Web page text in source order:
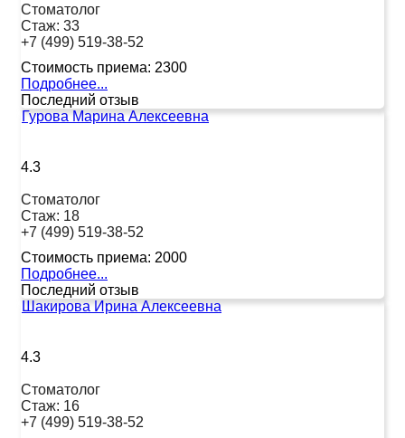
Стоматолог
Стаж: 33
+7 (499) 519-38-52
Стоимость приема: 2300
Подробнее...
Последний отзыв
Гурова Марина Алексеевна
4.3
Стоматолог
Стаж: 18
+7 (499) 519-38-52
Стоимость приема: 2000
Подробнее...
Последний отзыв
Шакирова Ирина Алексеевна
4.3
Стоматолог
Стаж: 16
+7 (499) 519-38-52